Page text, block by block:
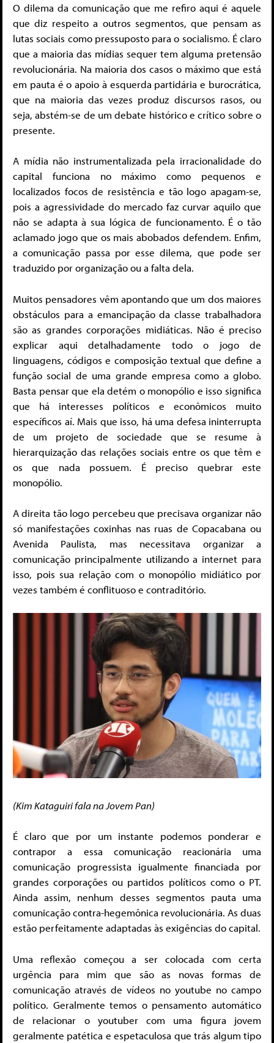
O dilema da comunicação que me refiro aqui é aquele
que diz respeito a outros segmentos, que pensam as
lutas sociais como pressuposto para o socialismo. É claro
que a maioria das mídias sequer tem alguma pretensão
revolucionária. Na maioria dos casos o máximo que está
em pauta é o apoio à esquerda partidária e burocrática,
que na maioria das vezes produz discursos rasos, ou
seja, abstém-se de um debate histórico e crítico sobre o
presente.
A mídia não instrumentalizada pela irracionalidade do
capital funciona no máximo como pequenos e
localizados focos de resistência e tão logo apagam-se,
pois a agressividade do mercado faz curvar aquilo que
não se adapta à sua lógica de funcionamento. É o tão
aclamado jogo que os mais abobados defendem. Enfim,
a comunicação passa por esse dilema, que pode ser
traduzido por organização ou a falta dela.
Muitos pensadores vêm apontando que um dos maiores
obstáculos para a emancipação da classe trabalhadora
são as grandes corporações midiáticas. Não é preciso
explicar aqui detalhadamente todo o jogo de
linguagens, códigos e composição textual que define a
função social de uma grande empresa como a globo.
Basta pensar que ela detém o monopólio e isso significa
que há interesses políticos e econômicos muito
específicos aí. Mais que isso, há uma defesa ininterrupta
de um projeto de sociedade que se resume à
hierarquização das relações sociais entre os que têm e
os que nada possuem. É preciso quebrar este
monopólio.
A direita tão logo percebeu que precisava organizar não
só manifestações coxinhas nas ruas de Copacabana ou
Avenida Paulista, mas necessitava organizar a
comunicação principalmente utilizando a internet para
isso, pois sua relação com o monopólio midiático por
vezes também é conflituoso e contraditório.
(Kim Kataguiri fala na Jovem Pan)
É claro que por um instante podemos ponderar e
contrapor a essa comunicação reacionária uma
comunicação progressista igualmente financiada por
grandes corporações ou partidos políticos como o PT.
Ainda assim, nenhum desses segmentos pauta uma
comunicação contra-hegemônica revolucionária. As duas
estão perfeitamente adaptadas às exigências do capital.
Uma reflexão começou a ser colocada com certa
urgência para mim que são as novas formas de
comunicação através de vídeos no youtube no campo
político. Geralmente temos o pensamento automático
de relacionar o youtuber com uma figura jovem
geralmente patética e espetaculosa que trás algum tipo